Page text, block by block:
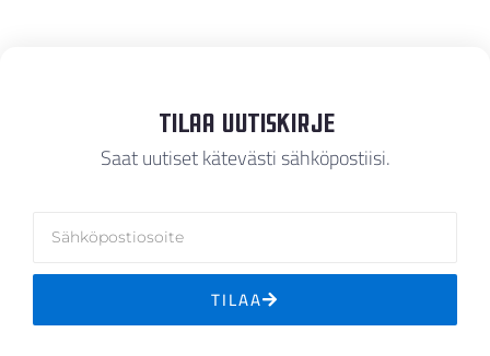
Huolto- ja kunnossapitokustannukset ovat
Epävarmuus oikeiden hihnanohjainten
valinnassa
Tilaa Uutiskirje
Saat uutiset kätevästi sähköpostiisi.
TILAA